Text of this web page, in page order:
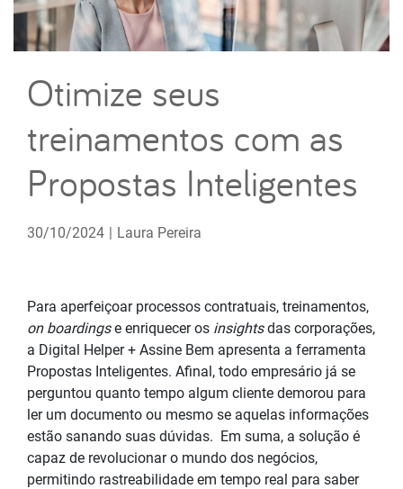
Otimize seus
treinamentos com as
Propostas Inteligentes
30/10/2024 | Laura Pereira
Para aperfeiçoar processos contratuais, treinamentos,
on boardingse enriquecer os insightsdas corporações,
a Digital Helper + Assine Bem apresenta a ferramenta
Propostas Inteligentes. Afinal, todo empresário já se
perguntou quanto tempo algum cliente demorou para
ler um documento ou mesmo se aquelas informações
estão sanando suas dúvidas. Em suma, a solução é
capaz de revolucionar o mundo dos negócios,
permitindo rastreabilidade em tempo real para saber